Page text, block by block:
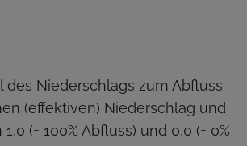
Niederschlags zum Abfluss
(effektiven) Niederschlag und
(= 100% Abfluss) und 0,0 (= 0%